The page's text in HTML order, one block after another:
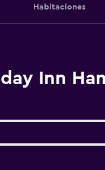
Habitaciones
Inn